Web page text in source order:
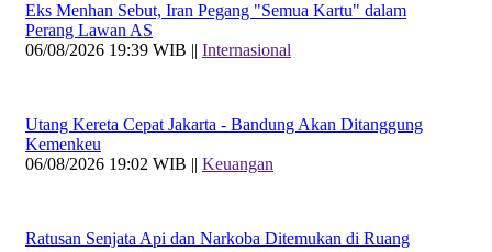
Eks Menhan Sebut, Iran Pegang "Semua Kartu" dalam
Perang Lawan AS
06/08/2026 19:39 WIB || Internasional
Utang Kereta Cepat Jakarta - Bandung Akan Ditanggung
Kemenkeu
06/08/2026 19:02 WIB || Keuangan
Ratusan Senjata Api dan Narkoba Ditemukan di Ruang